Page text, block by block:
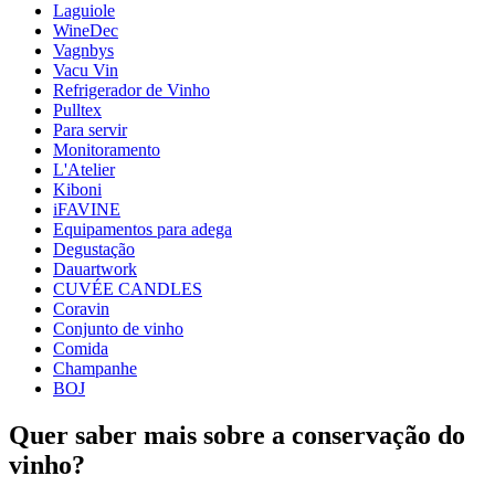
Dimensões (LxAxP cm)
Peso (kg)
Altura (cm)
Largura (cm)22
wine accessories
Status When Soldout
Laguiole
WineDec
Vagnbys
Vacu Vin
Refrigerador de Vinho
Pulltex
Para servir
Monitoramento
L'Atelier
Kiboni
iFAVINE
Equipamentos para adega
Degustação
Dauartwork
CUVÉE CANDLES
Coravin
Conjunto de vinho
Comida
Champanhe
BOJ
Quer saber mais sobre a conservação do
vinho?